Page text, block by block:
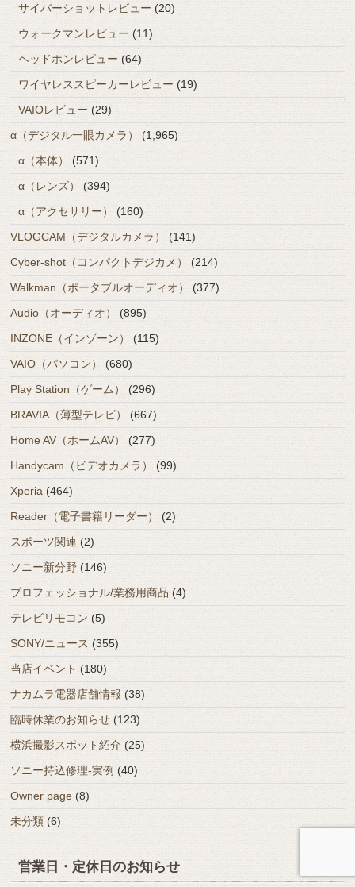
サイバーショットレビュー (20)
ウォークマンレビュー (11)
ヘッドホンレビュー (64)
ワイヤレススピーカーレビュー (19)
VAIOレビュー (29)
α（デジタル一眼カメラ）
(1,965)
α（本体） (571)
α（レンズ）
(394)
α（アクセサリー）
(160)
VLOGCAM（デジタルカメラ）
(141)
Cyber-shot（コンパクトデジカメ）
(214)
Walkman（ポータブルオーディオ）
(377)
Audio（オーディオ）
(895)
INZONE（インゾーン）
(115)
VAIO（パソコン）
(680)
Play Station（ゲーム）
(296)
BRAVIA（薄型テレビ）
(667)
Home AV（ホームAV）
(277)
Handycam（ビデオカメラ）
(99)
Xperia (464)
Reader（電子書籍リーダー）
(2)
スポーツ関連 (2)
ソニー新分野 (146)
プロフェッショナル/業務用商品 (4)
テレビリモコン (5)
SONY/ニュース (355)
当店イベント (180)
ナカムラ電器店舗情報 (38)
臨時休業のお知らせ (123)
横浜撮影スポット紹介 (25)
ソニー持込修理-実例 (40)
Owner page (8)
未分類 (6)
営業日・定休日のお知らせ